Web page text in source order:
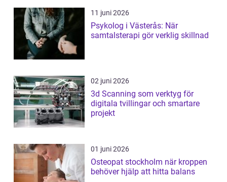
11 juni 2026
Psykolog i Västerås: När
samtalsterapi gör verklig skillnad
02 juni 2026
3d Scanning som verktyg för
digitala tvillingar och smartare
projekt
01 juni 2026
Osteopat stockholm när kroppen
behöver hjälp att hitta balans